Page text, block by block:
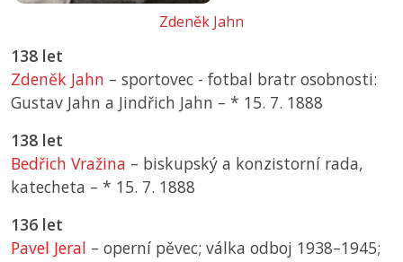
Zdeněk Jahn
138 let
Zdeněk Jahn – sportovec - fotbal bratr osobnosti:
Gustav Jahn a Jindřich Jahn – * 15. 7. 1888
138 let
Bedřich Vražina – biskupský a konzistorní rada,
katecheta – * 15. 7. 1888
136 let
Pavel Jeral – operní pěvec; válka odboj 1938–1945;